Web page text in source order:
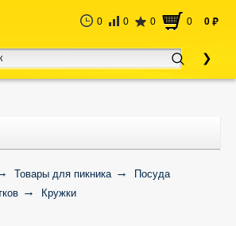
0 0 0 0 0 руб
Товары для пикника
Посуда
Кружки